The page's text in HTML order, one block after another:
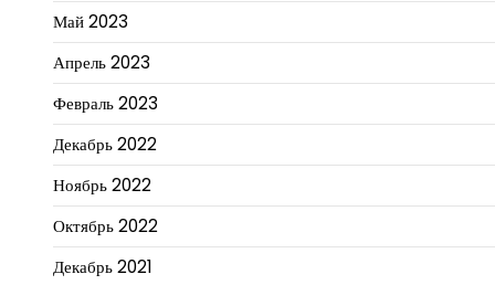
Май 2023
Апрель 2023
Февраль 2023
Декабрь 2022
Ноябрь 2022
Октябрь 2022
Декабрь 2021